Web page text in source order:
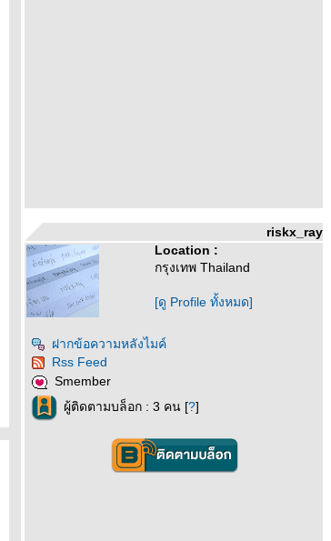
riskx_ray
Location :
กรุงเทพ Thailand
[ดู Profile ทั้งหมด]
ฝากข้อความหลังไมค์
Rss Feed
Smember
ผู้ติดตามบล็อก : 3 คน [?]